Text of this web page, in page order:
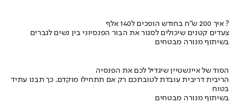
איך 200 ש"ח בחודש הופכים ל140 אלף ?
צעדים קטנים שיכולים לסגור את הבור הפנסיוני בין נשים לגברים
בשיתוף מנורה מבטחים
הסוד של איינשטיין שיגדיל לכם את הפנסיה
הריבית דריבית עובדת לטובתכם רק אם תתחילו מוקדם. כך תבנו עתיד
בטוח
בשיתוף מנורה מבטחים